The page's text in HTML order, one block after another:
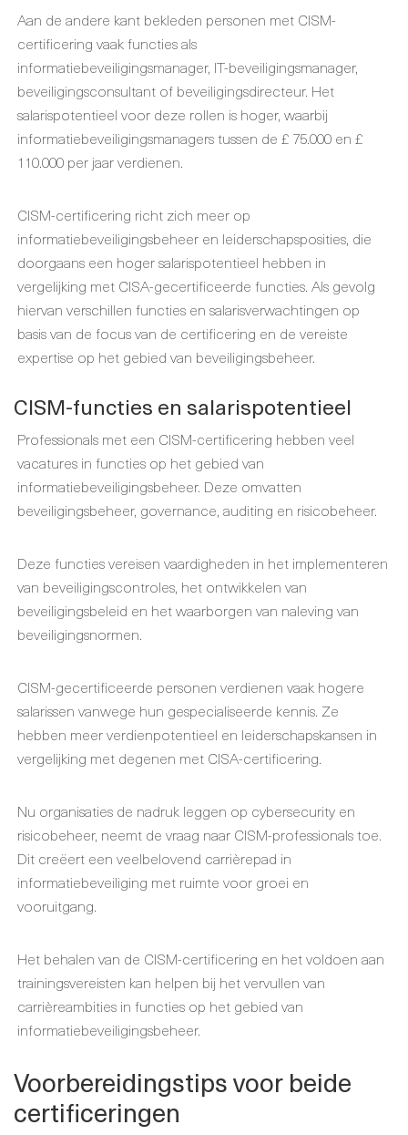
Aan de andere kant bekleden personen met CISM-
certificering vaak functies als
informatiebeveiligingsmanager, IT-beveiligingsmanager,
beveiligingsconsultant of beveiligingsdirecteur. Het
salarispotentieel voor deze rollen is hoger, waarbij
informatiebeveiligingsmanagers tussen de £ 75.000 en £
110.000 per jaar verdienen.
CISM-certificering richt zich meer op
informatiebeveiligingsbeheer en leiderschapsposities, die
doorgaans een hoger salarispotentieel hebben in
vergelijking met CISA-gecertificeerde functies. Als gevolg
hiervan verschillen functies en salarisverwachtingen op
basis van de focus van de certificering en de vereiste
expertise op het gebied van beveiligingsbeheer.
CISM-functies en salarispotentieel
Professionals met een CISM-certificering hebben veel
vacatures in functies op het gebied van
informatiebeveiligingsbeheer. Deze omvatten
beveiligingsbeheer, governance, auditing en risicobeheer.
Deze functies vereisen vaardigheden in het implementeren
van beveiligingscontroles, het ontwikkelen van
beveiligingsbeleid en het waarborgen van naleving van
beveiligingsnormen.
CISM-gecertificeerde personen verdienen vaak hogere
salarissen vanwege hun gespecialiseerde kennis. Ze
hebben meer verdienpotentieel en leiderschapskansen in
vergelijking met degenen met CISA-certificering.
Nu organisaties de nadruk leggen op cybersecurity en
risicobeheer, neemt de vraag naar CISM-professionals toe.
Dit creëert een veelbelovend carrièrepad in
informatiebeveiliging met ruimte voor groei en
vooruitgang.
Het behalen van de CISM-certificering en het voldoen aan
trainingsvereisten kan helpen bij het vervullen van
carrièreambities in functies op het gebied van
informatiebeveiligingsbeheer.
Voorbereidingstips voor beide
certificeringen